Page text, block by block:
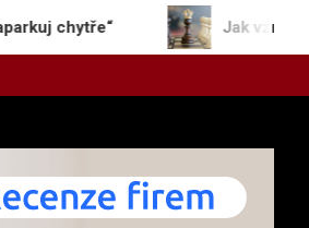
Jak vzniká dokonalý